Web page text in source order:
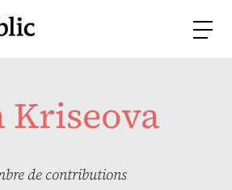
Kriseova
de contributions